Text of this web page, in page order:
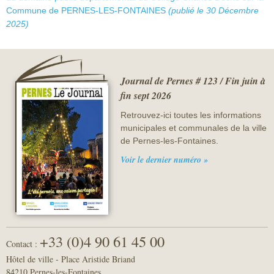
Sécurité civile
Commune de PERNES-LES-FONTAINES (publié le 30 Décembre
2025)
Journal de Pernes # 123 / Fin juin à
fin sept 2026
Retrouvez-ici toutes les informations
municipales et communales de la ville
de Pernes-les-Fontaines.
Voir le dernier numéro »
Contact : +33 (0)4 90 61 45 00
Hôtel de ville - Place Aristide Briand